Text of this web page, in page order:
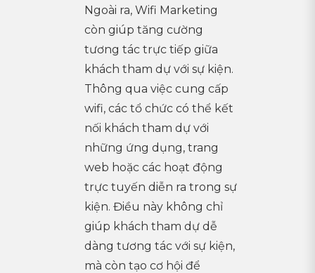
Ngoài ra, Wifi Marketing
còn giúp tăng cường
tương tác trực tiếp giữa
khách tham dự với sự kiện.
Thông qua việc cung cấp
wifi, các tổ chức có thể kết
nối khách tham dự với
những ứng dụng, trang
web hoặc các hoạt động
trực tuyến diễn ra trong sự
kiện. Điều này không chỉ
giúp khách tham dự dễ
dàng tương tác với sự kiện,
mà còn tạo cơ hội để